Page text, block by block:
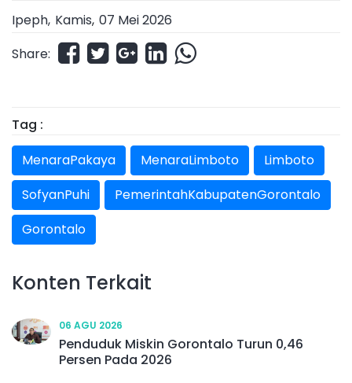
Ipeph, Kamis, 07 Mei 2026
Share:
Tag :
MenaraPakaya
MenaraLimboto
Limboto
SofyanPuhi
PemerintahKabupatenGorontalo
Gorontalo
Konten Terkait
06 AGU 2026
Penduduk Miskin Gorontalo Turun 0,46
Persen Pada 2026